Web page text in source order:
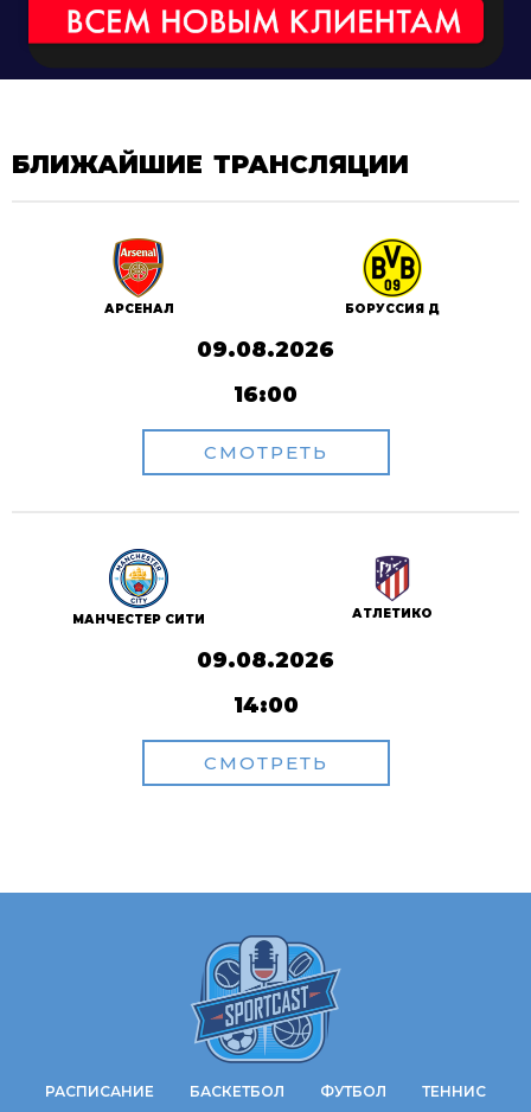
БЛИЖАЙШИЕ ТРАНСЛЯЦИИ
АРСЕНАЛ БОРУССИЯ Д
09.08.2026
16:00
СМОТРЕТЬ
МАНЧЕСТЕР СИТИ АТЛЕТИКО
09.08.2026
14:00
СМОТРЕТЬ
РАСПИСАНИЕ БАСКЕТБОЛ ФУТБОЛ ТЕННИС